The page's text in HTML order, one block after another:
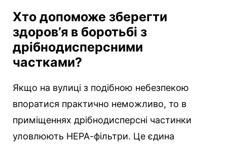
Хто допоможе зберегти
здоров’я в боротьбі з
дрібнодисперсними
частками?
Якщо на вулиці з подібною небезпекою
впоратися практично неможливо, то в
приміщеннях дрібнодисперсні частинки
уловлюють НЕРА-фільтри. Це єдина